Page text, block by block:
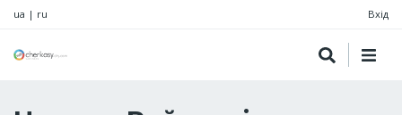
ua | ru Вхід